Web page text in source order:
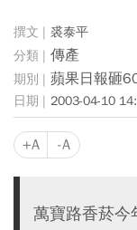
裘泰平
傳產
蘋果日報砸
2003-04-10
+A -A
萬寶路香菸今